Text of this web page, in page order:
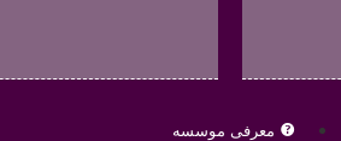
معرفی موسسه